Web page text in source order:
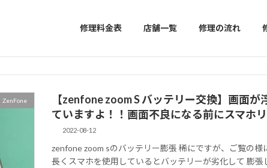
修理料金表 店舗一覧 修理の流れ
ZenFone
【zenfone zoom S バッテリー交換】画面
ていますよ！！画面不良になる前にスマホ
2022-08-12
zenfone zoom sのバッテリー膨張 稀にですが、ご覧の
長くスマホを使用しているとバッテリーが劣化して 膨